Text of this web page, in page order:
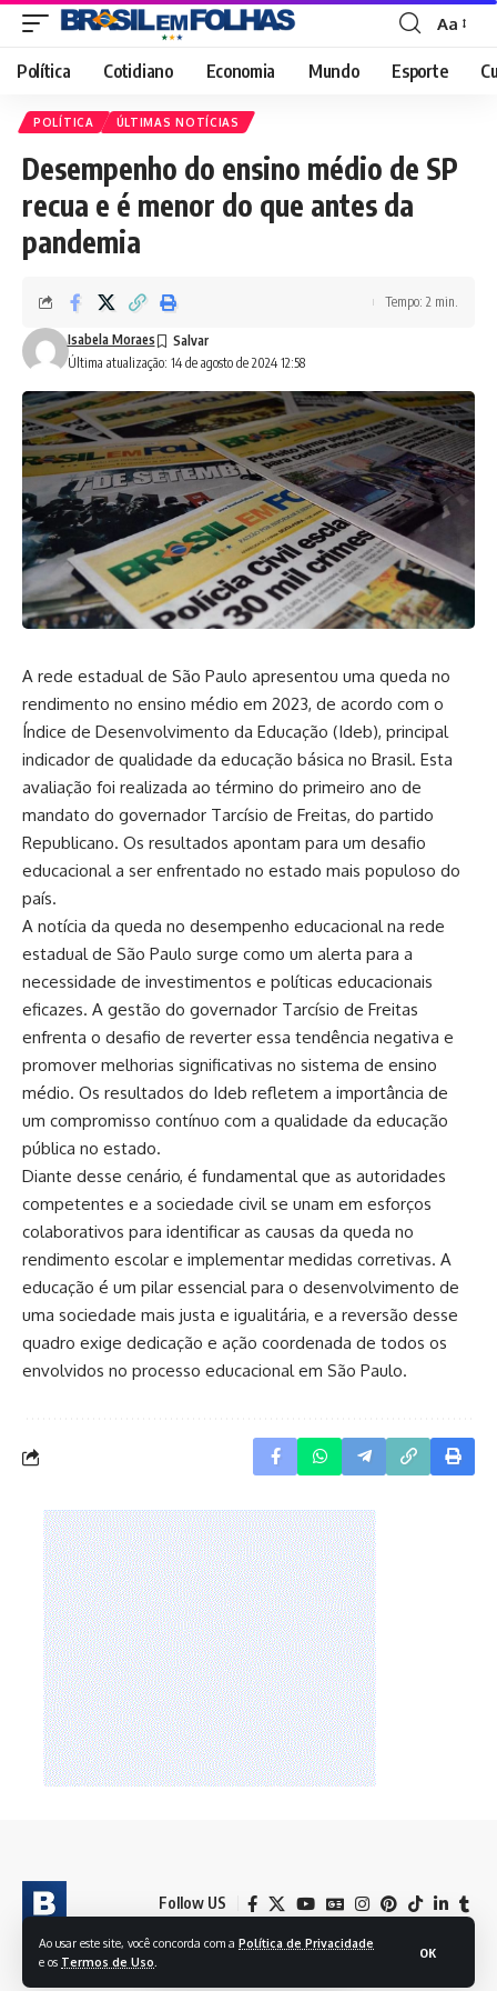
Ao usar este site, você concorda com a Política de Privacidade
e os Termos de Uso
OK
Font
Resizer
Aa
Política Cotidiano Economia Mundo Esporte
POLÍTICA ÚLTIMAS NOTÍCIAS
Desempenho do ensino médio de SP
recua e é menor do que antes da
pandemia
Última atualização: 14 de agosto de 2024 12:58
Isabela Moraes
Tempo: 2 min.
A rede estadual de São Paulo apresentou uma queda no
rendimento no ensino médio em 2023, de acordo com o
Índice de Desenvolvimento da Educação (Ideb), principal
indicador de qualidade da educação básica no Brasil. Esta
avaliação foi realizada ao término do primeiro ano de
mandato do governador Tarcísio de Freitas, do partido
Republicano. Os resultados apontam para um desafio
educacional a ser enfrentado no estado mais populoso do
país.
A notícia da queda no desempenho educacional na rede
estadual de São Paulo surge como um alerta para a
necessidade de investimentos e políticas educacionais
eficazes. A gestão do governador Tarcísio de Freitas
enfrenta o desafio de reverter essa tendência negativa e
promover melhorias significativas no sistema de ensino
médio. Os resultados do Ideb refletem a importância de
um compromisso contínuo com a qualidade da educação
pública no estado.
Diante desse cenário, é fundamental que as autoridades
competentes e a sociedade civil se unam em esforços
colaborativos para identificar as causas da queda no
rendimento escolar e implementar medidas corretivas. A
educação é um pilar essencial para o desenvolvimento de
uma sociedade mais justa e igualitária, e a reversão desse
quadro exige dedicação e ação coordenada de todos os
envolvidos no processo educacional em São Paulo.
Follow US
© 2024 BRASIL EM FOLHAS S/A